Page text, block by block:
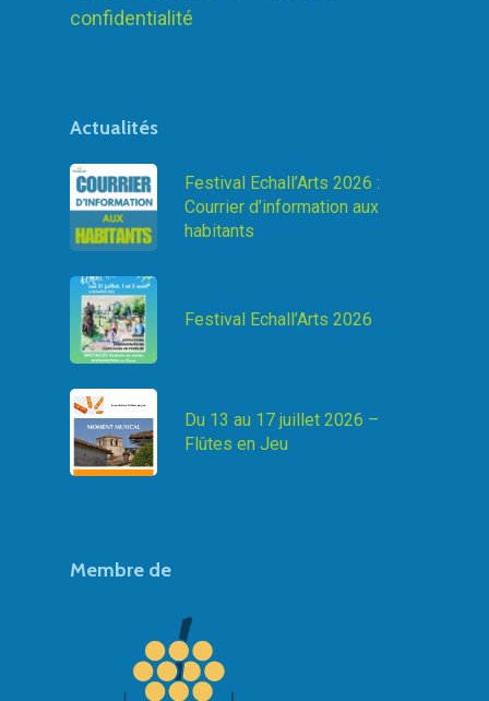
confidentialité
Actualités
Festival Echall’Arts 2026 :
Courrier d’information aux
habitants
Festival Echall’Arts 2026
Du 13 au 17 juillet 2026 –
Flûtes en Jeu
Membre de